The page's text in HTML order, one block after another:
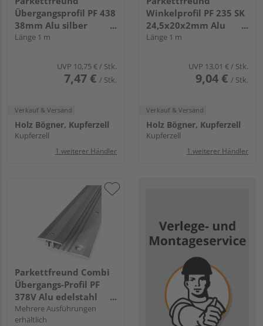
Übergangsprofil PF 438
38mm Alu silber
eloxiert
Länge 1 m
UVP 10,75 €/ Stk.
7,47 € / Stk.
Verkauf & Versand
Holz Bögner, Kupferzell
Kupferzell
1 weiterer Händler
Winkelprofil PF 235 SK
24,5x20x2mm Alu
edelstahl eloxiert
Länge 1 m
UVP 13,01 €/ Stk.
9,04 € / Stk.
Verkauf & Versand
Holz Bögner, Kupferzell
Kupferzell
1 weiterer Händler
Parkettfreund Combi
Übergangs-Profil PF
378V Alu edelstahl
eloxiert
Mehrere Ausführungen
erhältlich